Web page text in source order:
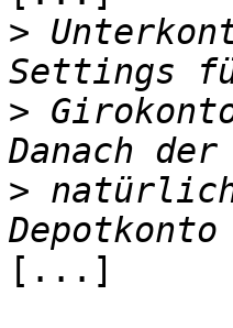
>
>
>
[...]